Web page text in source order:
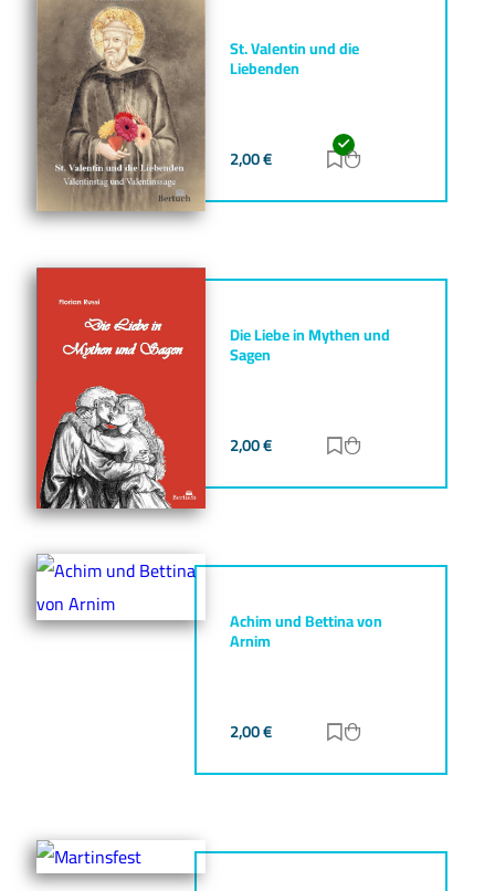
St. Valentin und die
Liebenden
2,00€ Zur Merkliste
Die Liebe in Mythen und
Sagen
2,00€ Zur Merkliste
Achim und Bettina von
Arnim
2,00€ Zur Merkliste